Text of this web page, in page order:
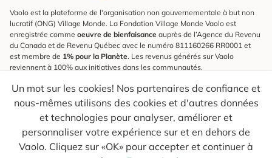
Un mot sur les cookies! Nos partenaires de confiance et
nous-mêmes utilisons des cookies et d'autres données
et technologies pour analyser, améliorer et
personnaliser votre expérience sur et en dehors de
Vaolo. Cliquez sur «OK» pour accepter et continuer à
Vaolo est la plateforme de l'organisation non gouvernementale à but non
lucratif (ONG) Village Monde. La Fondation Village Monde Vaolo est
enregistrée comme oeuvre de bienfaisance auprès de l’Agence du Revenu
du Canada et de Revenu Québec avec le numéro 811160266 RR0001 et
est membre de 1% pour la Planète. Les revenus générés sur Vaolo
reviennent à 100% aux initiatives dans les communautés.
S'inscrire à l'infolettre
Pour connaître les nouveautés, suivre nos explorateurs et recevoir des
astuces pour des voyages plus conscients.
Ton courriel Envoyer